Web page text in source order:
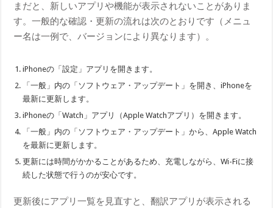
まだと、新しいアプリや機能が表示されないことがありま
す。一般的な確認・更新の流れは次のとおりです（メニュ
ー名は一例で、バージョンにより異なります）。
iPhoneの「設定」アプリを開きます。
「一般」内の「ソフトウェア・アップデート」を開き、iPhoneを
最新に更新します。
iPhoneの「Watch」アプリ（Apple Watchアプリ）を開きます。
「一般」内の「ソフトウェア・アップデート」から、Apple Watch
を最新に更新します。
更新には時間がかかることがあるため、充電しながら、Wi-Fiに接
続した状態で行うのが安心です。
更新後にアプリ一覧を見直すと、翻訳アプリが表示される